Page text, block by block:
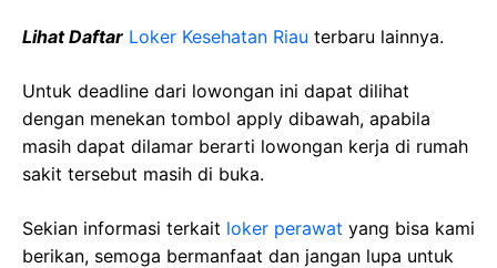
Lihat Daftar Loker Kesehatan Riau terbaru lainnya.
Untuk deadline dari lowongan ini dapat dilihat
dengan menekan tombol apply dibawah, apabila
masih dapat dilamar berarti lowongan kerja di rumah
sakit tersebut masih di buka.
Sekian informasi terkait loker perawat yang bisa kami
berikan, semoga bermanfaat dan jangan lupa untuk